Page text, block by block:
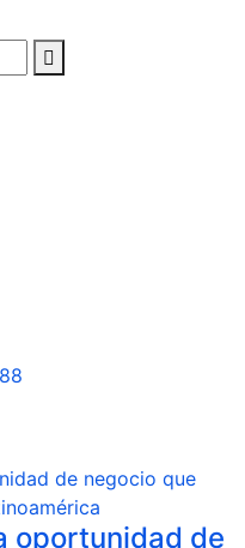
oportunidad de